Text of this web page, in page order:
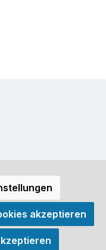
Abbildungen
akzeptieren